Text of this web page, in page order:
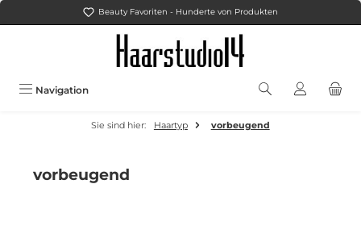
Zum Hauptinhalt springenBeauty Favoriten - Hunderte von Produkten
Navigation
Sie sind hier: Haartyp vorbeugend
vorbeugend